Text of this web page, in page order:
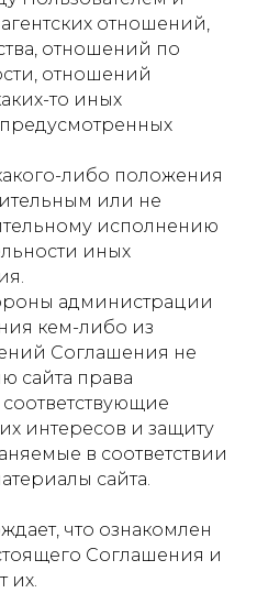
отношений,
отношений по
отношений
то иных
либо положения
или не
исполнению
иных
администрации
кем-либо из
Соглашения не
сайта права
интересов и защиту
в соответствии
сайта.
что ознакомлен
Соглашения и
их.